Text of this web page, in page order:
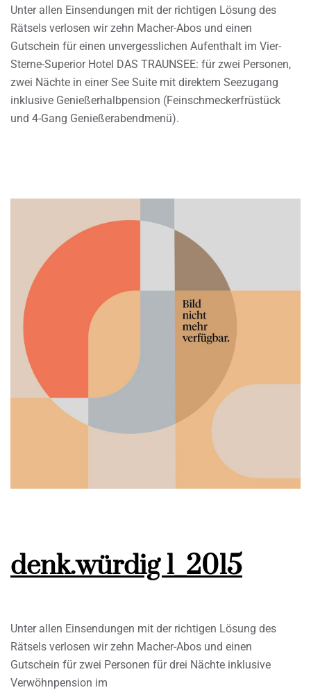
Unter allen Einsendungen mit der richtigen Lösung des
Rätsels verlosen wir zehn Macher-Abos und einen
Gutschein für einen unvergesslichen Aufenthalt im Vier-
Sterne-Superior Hotel DAS TRAUNSEE: für zwei Personen,
zwei Nächte in einer See Suite mit direktem Seezugang
inklusive Genießerhalbpension (Feinschmeckerfrüstück
und 4-Gang Genießerabendmenü).
denk.würdig 1_2015
Unter allen Einsendungen mit der richtigen Lösung des
Rätsels verlosen wir zehn Macher-Abos und einen
Gutschein für zwei Personen für drei Nächte inklusive
Verwöhnpension im